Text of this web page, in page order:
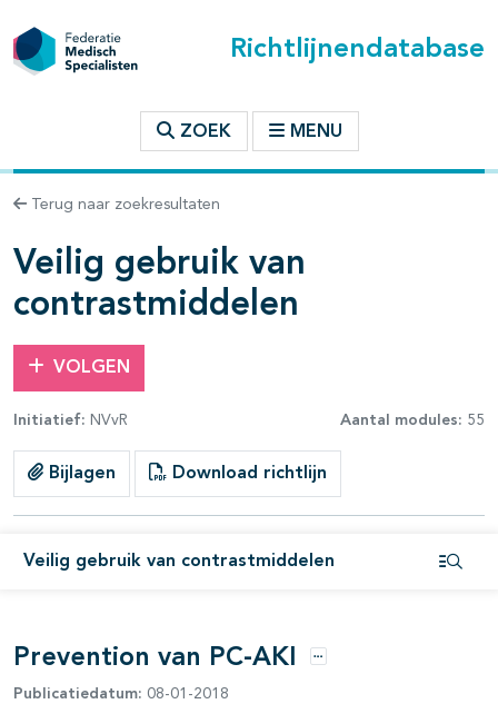
Richtlijnendatabase
ZOEK MENU
Terug naar zoekresultaten
Veilig gebruik van
contrastmiddelen
VOLGEN
Initiatief: NVvR Aantal modules: 55
Bijlagen Download richtlijn
Veilig gebruik van contrastmiddelen
binnen deze richtlijn
open- en dichtklappen
Prevention van PC-AKI Opties
Publicatiedatum: 08-01-2018